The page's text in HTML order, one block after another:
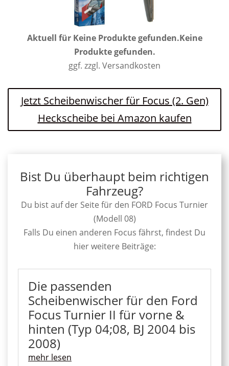
Aktuell für Keine Produkte gefunden.Keine
Produkte gefunden.
ggf. zzgl. Versandkosten
Jetzt Scheibenwischer für Focus (2. Gen)
Heckscheibe bei Amazon kaufen
Bist Du überhaupt beim richtigen
Fahrzeug?
Du bist auf der Seite für den FORD Focus Turnier
(Modell 08)
Falls Du einen anderen Focus fährst, findest Du
hier weitere Beiträge:
Die passenden
Scheibenwischer für den Ford
Focus Turnier II für vorne &
hinten (Typ 04;08, BJ 2004 bis
2008)
mehr lesen